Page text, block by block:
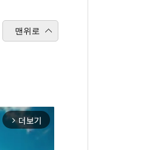
맨위로
arrow_forward_ios 더보기